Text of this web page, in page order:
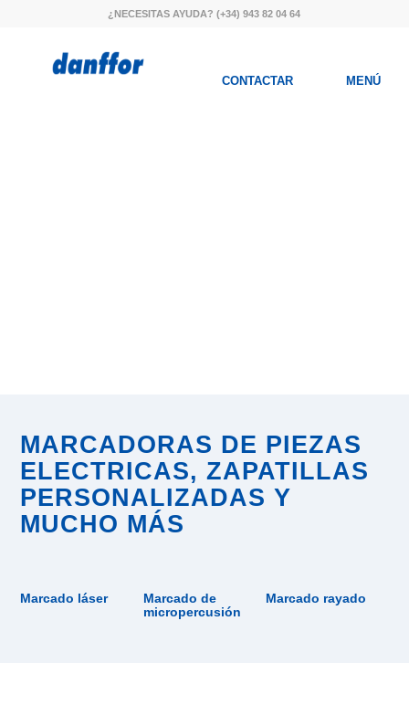
¿NECESITAS AYUDA?(+34) 943 82 04 64
CONTACTAR MENÚ
MARCADORAS DE PIEZAS
ELECTRICAS, ZAPATILLAS
PERSONALIZADAS Y
MUCHO MÁS
Marcado láser
Marcado de
micropercusión
Marcado rayado